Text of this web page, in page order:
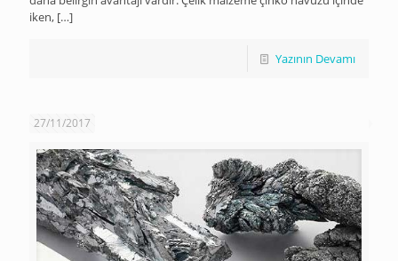
iken, […]
Yazının Devamı
27/11/2017